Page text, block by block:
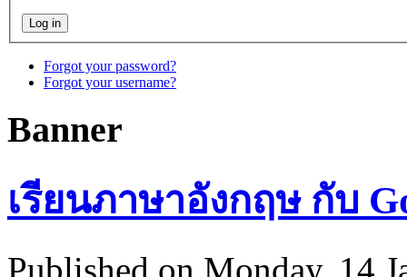
Forgot your password?
Forgot your username?
Banner
เรียนภาษาอังกฤษ กับ
Published on Monday, 14